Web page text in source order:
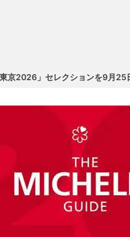
東京2026」セレクションを9月